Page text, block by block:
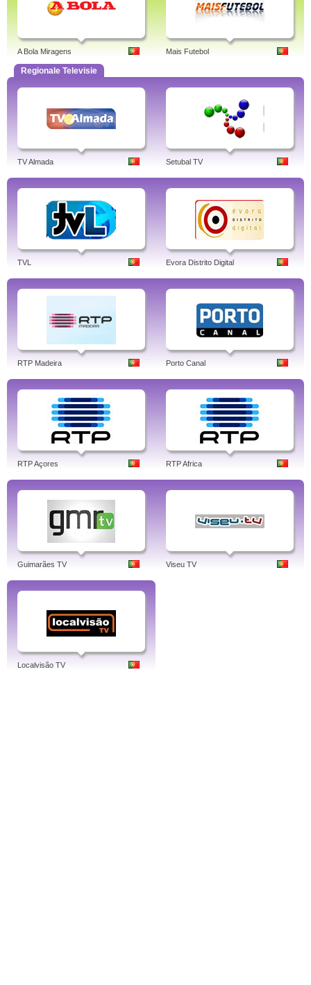
A Bola Miragens Mais Futebol
Regionale Televisie
TV Almada Setubal TV
TVL Evora Distrito Digital
RTP Madeira Porto Canal
RTP Açores RTP Africa
Guimarães TV Viseu TV
Localvisão TV